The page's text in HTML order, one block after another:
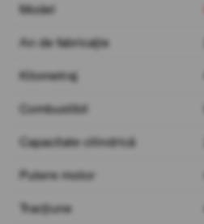
Model
An de fabricație
Kilometraj
Combustibil
Capacitate cilindrică
Putere motor
Tracțiune